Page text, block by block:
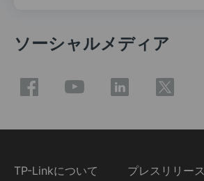
ソーシャルメディア
TP-Linkについて プレスリリース